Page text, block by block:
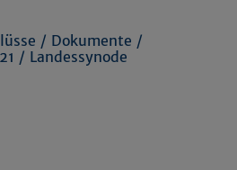
/ Dokumente /
/ Landessynode